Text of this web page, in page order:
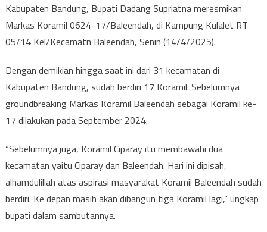
Kabupaten Bandung, Bupati Dadang Supriatna meresmikan
Markas Koramil 0624-17/Baleendah, di Kampung Kulalet RT
05/14 Kel/Kecamatn Baleendah, Senin (14/4/2025).
Dengan demikian hingga saat ini dari 31 kecamatan di
Kabupaten Bandung, sudah berdiri 17 Koramil. Sebelumnya
groundbreaking Markas Koramil Baleendah sebagai Koramil ke-
17 dilakukan pada September 2024.
“Sebelumnya juga, Koramil Ciparay itu membawahi dua
kecamatan yaitu Ciparay dan Baleendah. Hari ini dipisah,
alhamdulillah atas aspirasi masyarakat Koramil Baleendah sudah
berdiri. Ke depan masih akan dibangun tiga Koramil lagi,” ungkap
bupati dalam sambutannya.